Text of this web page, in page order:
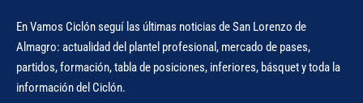
En Vamos Ciclón seguí las últimas noticias de San Lorenzo de
Almagro: actualidad del plantel profesional, mercado de pases,
partidos, formación, tabla de posiciones, inferiores, básquet y toda la
información del Ciclón.